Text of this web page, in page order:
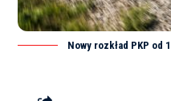
Nowy rozkład PKP od